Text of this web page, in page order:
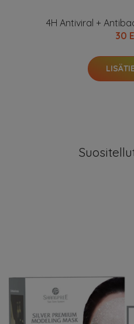
4H Antiviral +
30